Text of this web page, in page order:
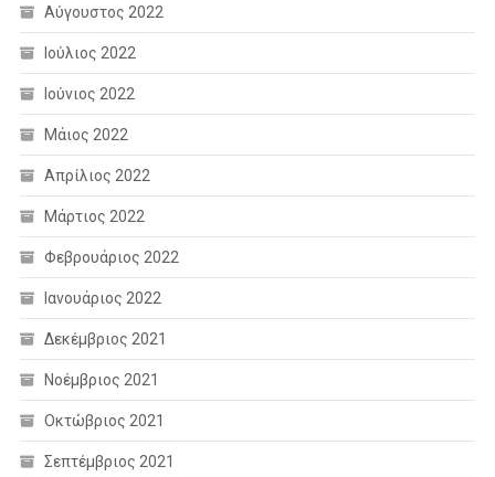
Αύγουστος 2022
Ιούλιος 2022
Ιούνιος 2022
Μάιος 2022
Απρίλιος 2022
Μάρτιος 2022
Φεβρουάριος 2022
Ιανουάριος 2022
Δεκέμβριος 2021
Νοέμβριος 2021
Οκτώβριος 2021
Σεπτέμβριος 2021